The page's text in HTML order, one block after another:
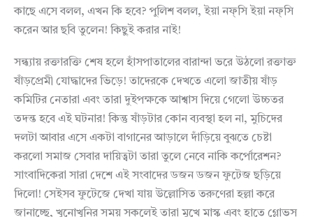
কাছে এসে বলল, এখন কি হবে? পুলিশ বলল, ইয়া নফ্‌সি ইয়া নফ্‌সি
করেন আর ছবি তুলেন! কিছুই করার নাই!
সন্ধ্যায় রক্তারক্তি শেষ হলে হাঁসপাতালের বারান্দা ভরে উঠলো রক্তাক্ত
ষাঁড়প্রেমী যোদ্ধাদের ভিড়ে! তাদেরকে দেখতে এলো জাতীয় ষাঁড়
কমিটির নেতারা এবং তারা দুইপক্ষকে আশ্বাস দিয়ে গেলো উচ্চতর
তদন্ত হবে এই ঘটনার! কিন্তু ষাঁড়টার কোন ব্যবস্থা হল না, মুচিদের
দলটা আবার এসে একটা বাগানের আড়ালে দাঁড়িয়ে বুঝতে চেষ্টা
করলো সমাজ সেবার দায়িত্বটা তারা তুলে নেবে নাকি কর্পোরেশন?
সাংবাদিকেরা সারা দেশে এই সংবাদের ডজন ডজন ফুটেজ ছড়িয়ে
দিলো! সেইসব ফুটেজে দেখা যায় উল্লোসিত তরুণেরা হল্লা করে
জানাচ্ছে, খুনোখুনির সময় সকলেই তারা মুখে মাস্ক এবং হাতে গ্লোভস্‌